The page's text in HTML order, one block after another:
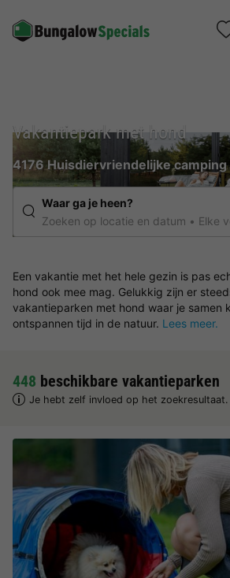
Vakantiepark met hond
4176 Huisdiervriendelijke
Waar ga je heen?
Zoeken op locatie en datum
Elke
Een vakantie met het hele gezin is pas
hond ook mee mag. Gelukkig zijn er
vakantieparken met hond waar je samen
ontspannen tijd in de natuur. Lees meer.
448 beschikbare vakantieparken
Je hebt zelf invloed op het zoekresultaat.